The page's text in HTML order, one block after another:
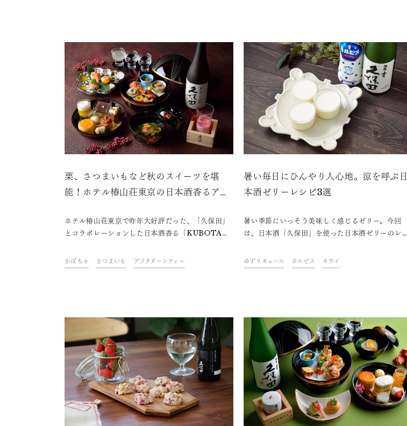
栗、さつまいもなど秋のスイーツを堪
能！ホテル椿山荘東京の日本酒香るアフ
ホテル椿山荘東京で昨年大好評だった、「久保田」
とコラボレーションした日本酒香る「KUBOTAア
今年10月、進化してまた登場します！今度のアフタ
ヌーンティーは、さつまいもや栗、かぼちゃ、秋鮭
付は週明けの8月22日（月）12時から。見逃せませ
かぼちゃ さつまいも アフタヌーンティー
暑い毎日にひんやり人心地。涼を呼ぶ日
本酒ゼリーレシピ3選
暑い季節にいっそう美味しく感じるゼリー。今回
は、日本酒「久保田」を使った日本酒ゼリーのレシ
酒ゼリーで、清涼感を味わいながらほっと一息つき
ましょう。
ゆずリキュール カルピス キウイ